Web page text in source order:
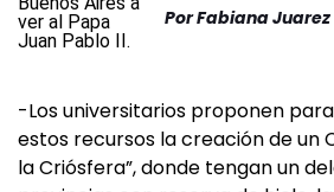
PorFabiana Juarez
-Los universitarios proponen
estos recursos la creación de un
la Criósfera”, donde tengan un